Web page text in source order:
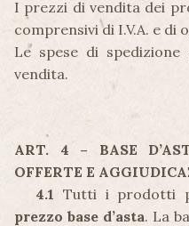
I prezzi di vendita dei
comprensivi di I.V.A. e di
Le spese di
vendita.
ART. 4 – BASE
OFFERTE E
4.1 Tutti i prodotti
prezzo base d’asta. La